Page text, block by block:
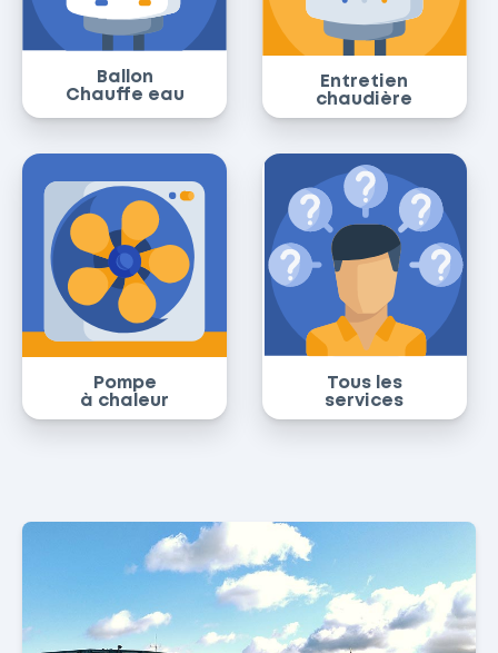
Ballon
Chauffe eau
Entretien
chaudière
Pompe
à chaleur
Tous les
services